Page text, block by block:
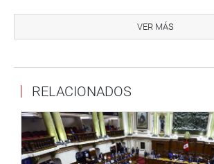
Zacarías Lapa Inga. Por Alianza Para el
Marisol Espinoza Cruz.
Por la Célula Parlamentaria Aprista
Velásquez Quesquén; y por Acción
García Belaunde.
ELIGEN A MILAGROS TAKAYAMA
A continuación y a propuesta del
VER MÁS
RELACIONADOS